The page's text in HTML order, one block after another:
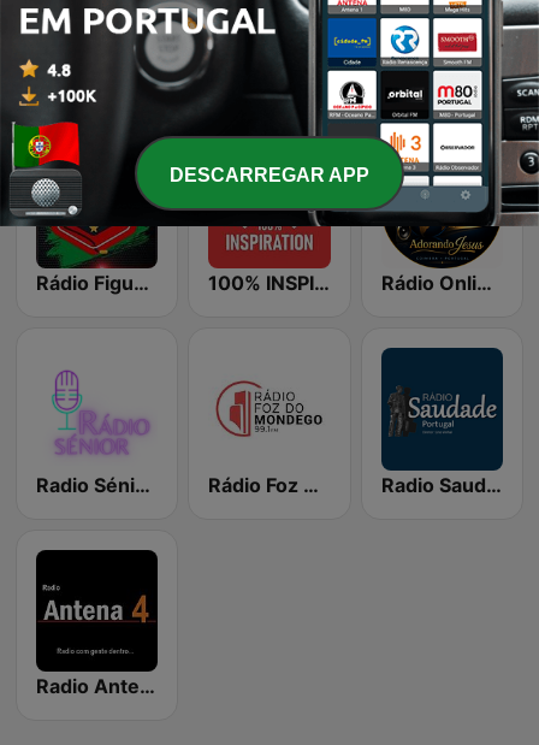
batida.fm
Rádio Figueira Gospel 100% INSPIRATION Rádio Online Adorando Jesus
Radio Sénior Santa Casa da Misericórdia Rádio Foz do Mondego Radio Saudade
Radio Antena 4
DESCARREGAR APP